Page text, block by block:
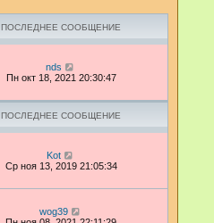
ПОСЛЕДНЕЕ СООБЩЕНИЕ
nds
Пн окт 18, 2021 20:30:47
ПОСЛЕДНЕЕ СООБЩЕНИЕ
Kot
Ср ноя 13, 2019 21:05:34
wog39